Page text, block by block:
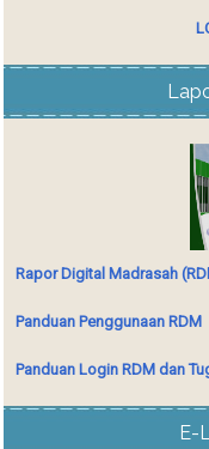
Rapor Digital Madrasah
Panduan Penggunaan RDM
Panduan Login RDM dan
E-